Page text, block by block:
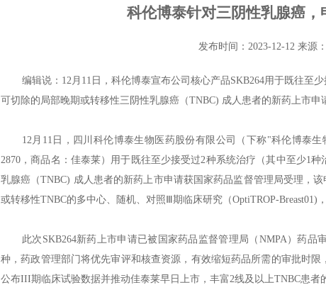
科伦博泰针对三阴性乳腺癌
发布时间：2023-12-12 来源
编辑说：12月11日，科伦博泰宣布公司核心产品SKB264用于既往至
可切除的局部晚期或转移性三阴性乳腺癌（TNBC) 成人患者的新药上市申
12月11日，四川科伦博泰生物医药股份有限公司（下称"科伦博泰
2870，商品名：佳泰莱）用于既往至少接受过2种系统治疗（其中至少1
乳腺癌（TNBC) 成人患者的新药上市申请获国家药品监督管理局受理，
或转移性TNBC的多中心、随机、对照Ⅲ期临床研究（OptiTROP-Breast01)
此次SKB264新药上市申请已被国家药品监督管理局（NMPA）药
种，药政管理部门将优先审评和核查资源，有效缩短药品所需的审批时
公布III期临床试验数据并推动佳泰莱早日上市，丰富2线及以上TNBC患者